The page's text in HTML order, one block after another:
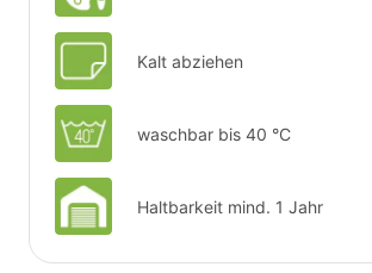
Kalt abziehen
waschbar bis 40 °C
Haltbarkeit mind. 1 Jahr